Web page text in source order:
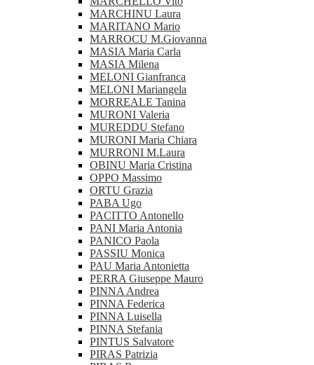
MARCHINU Laura
MARITANO Mario
MARROCU M.Giovanna
MASIA Maria Carla
MASIA Milena
MELONI Gianfranca
MELONI Mariangela
MORREALE Tanina
MURONI Valeria
MUREDDU Stefano
MURONI Maria Chiara
MURRONI M.Laura
OBINU Maria Cristina
OPPO Massimo
ORTU Grazia
PABA Ugo
PACITTO Antonello
PANI Maria Antonia
PANICO Paola
PASSIU Monica
PAU Maria Antonietta
PERRA Giuseppe Mauro
PINNA Andrea
PINNA Federica
PINNA Luisella
PINNA Stefania
PINTUS Salvatore
PIRAS Patrizia